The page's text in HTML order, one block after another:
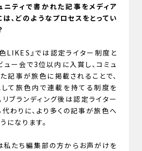
ニティで書かれた記事をメディア
、どのようなプロセスをとってい
LIKES』では認定ライター制度と
ュー会で3位以内に入賞し、コミュ
記事が旅色に掲載されることで、
して旅色内で連載を持てる制度を
リブランディング後は認定ライター
わりに、より多くの記事が旅色へ
になります。
たち編集部の方からお声がけを